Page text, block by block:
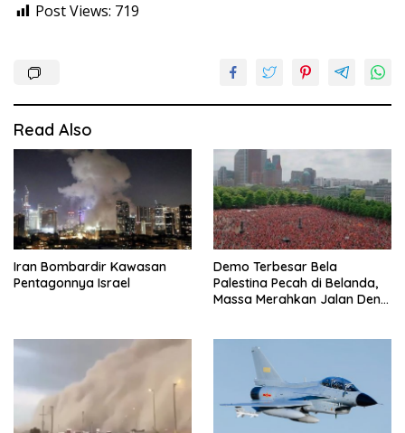
Post Views: 719
Read Also
Iran Bombardir Kawasan
Pentagonnya Israel
Demo Terbesar Bela
Palestina Pecah di Belanda,
Massa Merahkan Jalan Den